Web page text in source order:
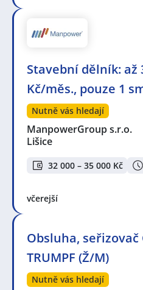
Stavební dělník: až
Kč/měs., pouze 1
Nutně vás hledají
ManpowerGroup s.r.o.
Lišice
32 000 – 35 000 Kč
včerejší
Obsluha, seřizovač
TRUMPF (Ž/M)
Nutně vás hledají